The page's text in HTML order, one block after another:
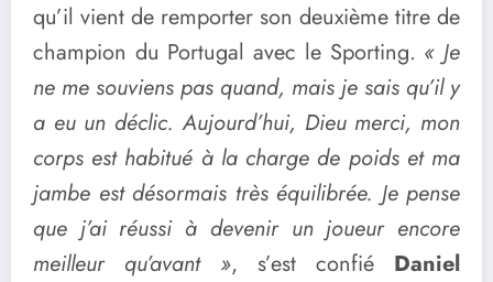
qu’il vient de remporter son deuxième titre de
champion du Portugal avec le Sporting. « Je
ne me souviens pas quand, mais je sais qu’il y
a eu un déclic. Aujourd’hui, Dieu merci, mon
corps est habitué à la charge de poids et ma
jambe est désormais très équilibrée. Je pense
que j’ai réussi à devenir un joueur encore
meilleur qu’avant », s’est confié Daniel